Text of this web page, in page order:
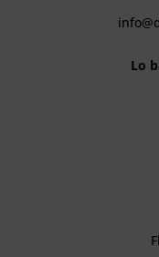
Lo